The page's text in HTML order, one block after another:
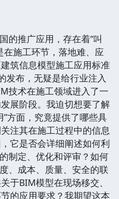
的推广应用，存在着“叫
在施工环节，落地难、应
筑信息模型施工应用标准
发布，无疑是给行业注入
技术在施工领域进入了一
展阶段。我迫切想要了解
方面，究竟提供了哪些具
注其在施工过程中的信息
它是否会详细阐述如何利
制定、优化和评审？如何
、成本、质量、安全的联
于BIM模型在现场移交、
的应用要求？我期望这本